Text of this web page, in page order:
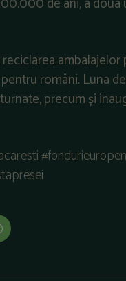
ambalajelor
români. Luna
precum și